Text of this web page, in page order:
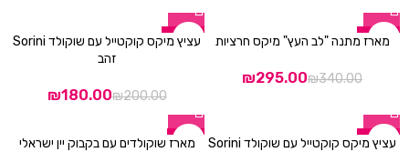
add_circle_outline הגדלת גופן
brightness_low ניגודיות כהה
-13%
מארז מתנה "לב העץ" מיקס חרציות
₪340.00
₪295.00
-10%
עציץ מיקס קוקטייל עם שוקולד Sorini
זהב
₪200.00
₪180.00
-10%
עציץ מיקס קוקטייל עם שוקולד Sorini
-7%
מארז שוקולדים עם בקבוק יין ישראלי